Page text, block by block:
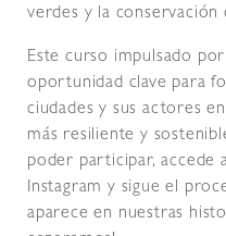
verdes y la conservación
Este curso impulsado
oportunidad clave para
ciudades y sus actores
más resiliente y
poder participar, accede
Instagram y sigue el
aparece en nuestras